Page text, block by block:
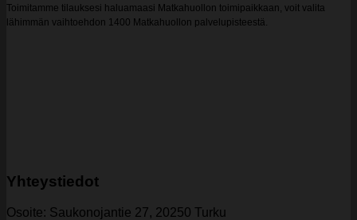
Toimitamme tilauksesi haluamaasi Matkahuollon toimipaikkaan, voit valita
lähimmän vaihtoehdon 1400 Matkahuollon palvelupisteestä.
Yhteystiedot
Osoite: Saukonojantie 27, 20250 Turku